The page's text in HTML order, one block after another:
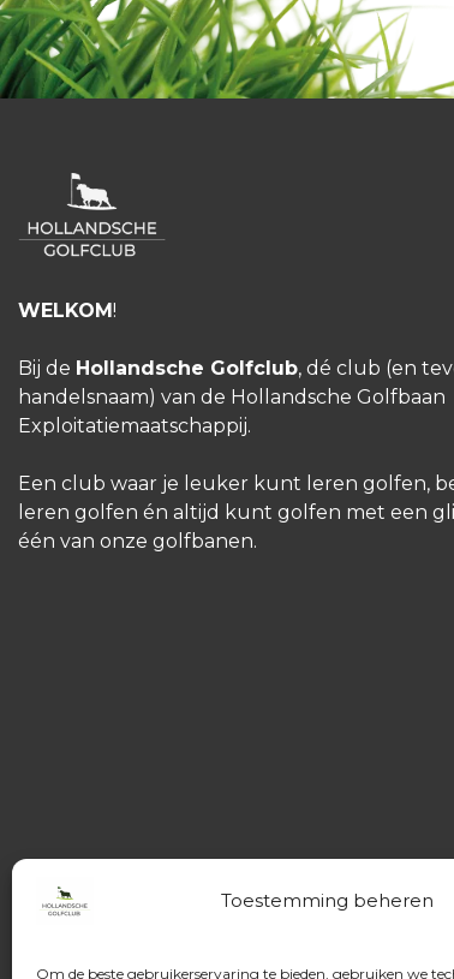
Toestemming beheren
Om de beste gebruikerservaring te bieden, gebruiken we
WELKOM!
Bij de Hollandsche Golfclub, dé club (en
handelsnaam) van de Hollandsche Golfbaan
Exploitatiemaatschappij.
Een club waar je leuker kunt leren golfen,
leren golfen én altijd kunt golfen met een
één van onze golfbanen.